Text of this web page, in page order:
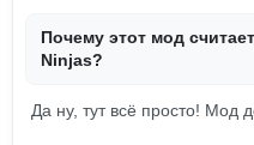
Почему этот мод
Ninjas?
Да ну, тут всё просто! Мод